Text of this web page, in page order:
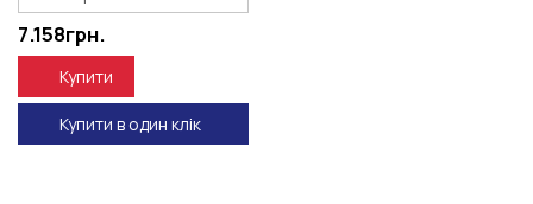
7.158грн.
Купити
Купити в один клік